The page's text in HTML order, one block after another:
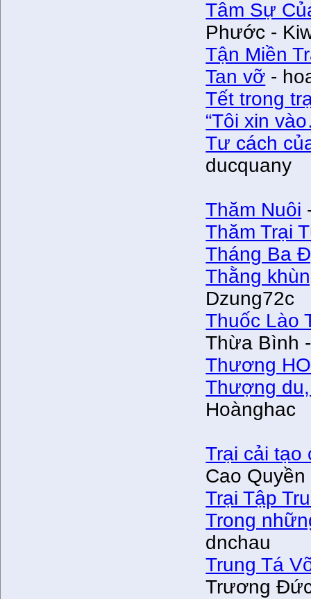
Tâm Sự
Phước -
Tận Miền
Tan vỡ -
Tết trong
“Tôi xin
Tư cách
ducquany
Thăm Nuôi
Thăm Trại
Tháng Ba
Thằng
Dzung72c
Thuốc Lào
Thừa Bình
Thương
Thượng
Hoànghac
Trại cải tạo
Cao
Trại Tập
Trong
dnchau
Trung Tá
Trương